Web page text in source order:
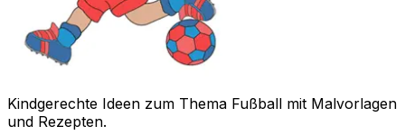
Kindgerechte Ideen zum Thema Fußball mit Malvorlagen
und Rezepten.